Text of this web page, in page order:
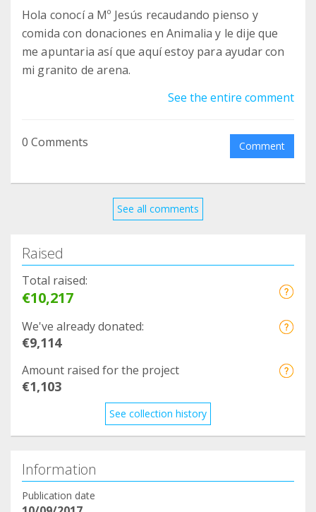
Hola conocí a Mº Jesús recaudando pienso y
comida con donaciones en Animalia y le dije que
me apuntaria así que aquí estoy para ayudar con
mi granito de arena.
See the entire comment
0 Comments Comment
See all comments
Raised
Total raised:
€10,217
We've already donated:
€9,114
Amount raised for the project
€1,103
See collection history
Information
Publication date